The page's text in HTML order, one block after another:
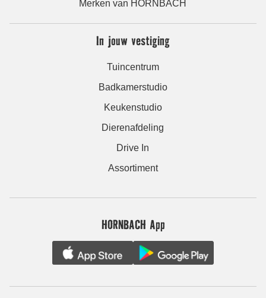
Merken van HORNBACH
In jouw vestiging
Tuincentrum
Badkamerstudio
Keukenstudio
Dierenafdeling
Drive In
Assortiment
HORNBACH App